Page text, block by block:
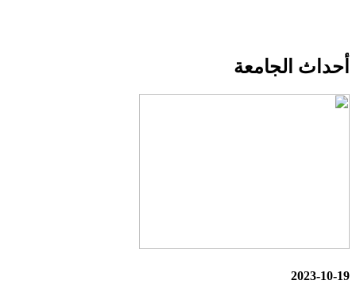
أحداث الجامعة
2023-10-19